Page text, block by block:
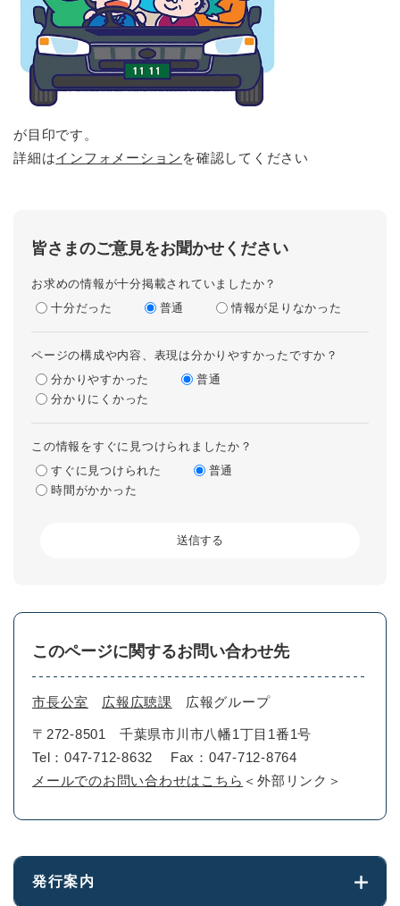
が目印です。
詳細はインフォメーション を確認してください
皆さまのご意見をお聞かせください
お求めの情報が十分掲載されていましたか？
十分だった
普通 情報が足りなかった
ページの構成や内容、表現は分かりやすかったですか？
分かりやすかった
普通
分かりにくかった
この情報をすぐに見つけられましたか？
すぐに見つけられた
普通
時間がかかった
このページに関するお問い合わせ先
市長公室 広報広聴課 広報グループ
〒272-8501
千葉県市川市八幡1丁目1番1号
Tel：047-712-8632
Fax：047-712-8764
メールでのお問い合わせはこちら ＜外部リンク＞
発行案内